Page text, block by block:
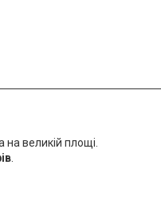
на великій площі.